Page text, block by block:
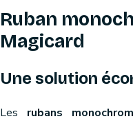
Ruban
Magicard
Une solution
Les rubans